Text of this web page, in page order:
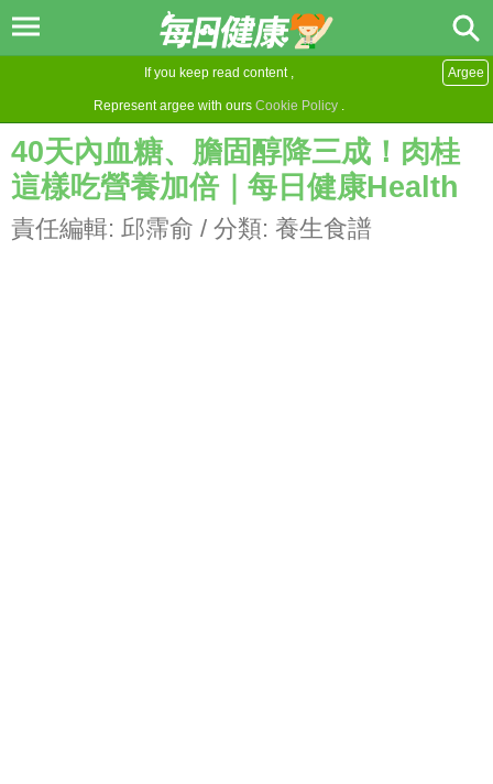
If you keep read content ,
Represent argee with ours Cookie Policy .
Argee
40天內血糖、膽固醇降三成！肉桂
這樣吃營養加倍｜每日健康Health
責任編輯: 邱霈俞 / 分類: 養生食譜